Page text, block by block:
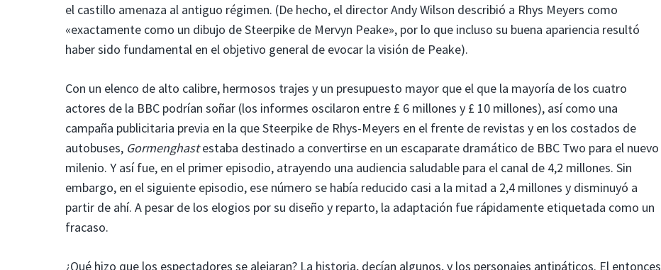
el castillo amenaza al antiguo régimen. (De hecho, el director Andy Wilson describió a Rhys Meyers como
«exactamente como un dibujo de Steerpike de Mervyn Peake», por lo que incluso su buena apariencia resultó
haber sido fundamental en el objetivo general de evocar la visión de Peake).
Con un elenco de alto calibre, hermosos trajes y un presupuesto mayor que el que la mayoría de los cuatro
actores de la BBC podrían soñar (los informes oscilaron entre £ 6 millones y £ 10 millones), así como una
campaña publicitaria previa en la que Steerpike de Rhys-Meyers en el frente de revistas y en los costados de
autobuses, Gormenghastestaba destinado a convertirse en un escaparate dramático de BBC Two para el nuevo
milenio. Y así fue, en el primer episodio, atrayendo una audiencia saludable para el canal de 4,2 millones. Sin
embargo, en el siguiente episodio, ese número se había reducido casi a la mitad a 2,4 millones y disminuyó a
partir de ahí. A pesar de los elogios por su diseño y reparto, la adaptación fue rápidamente etiquetada como un
fracaso.
¿Qué hizo que los espectadores se alejaran? La historia, decían algunos, y los personajes antipáticos. El entonces